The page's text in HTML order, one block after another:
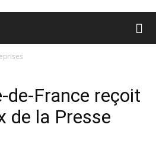
de-France reçoit
de la Presse